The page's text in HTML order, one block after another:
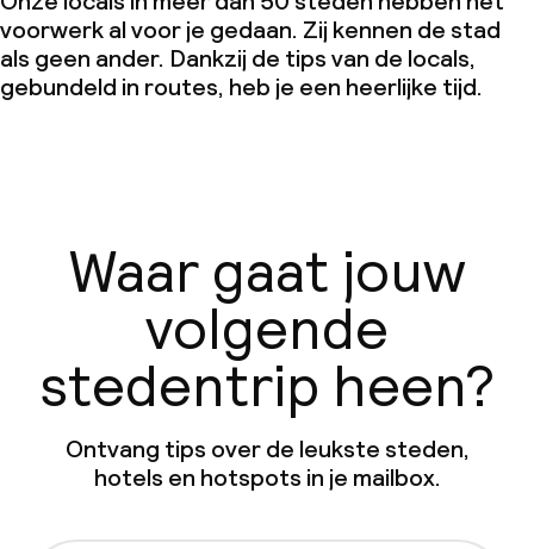
voorwerk al voor je gedaan. Zij kennen de stad
als geen ander. Dankzij de tips van de locals,
gebundeld in routes, heb je een heerlijke tijd.
Waar gaat jouw
volgende
stedentrip heen?
Ontvang tips over de leukste steden,
hotels en hotspots in je mailbox.